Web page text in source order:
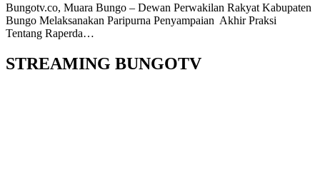
Bungotv.co, Muara Bungo – Dewan Perwakilan Rakyat Kabupaten
Bungo Melaksanakan Paripurna Penyampaian Akhir Praksi
Tentang Raperda…
STREAMING BUNGOTV